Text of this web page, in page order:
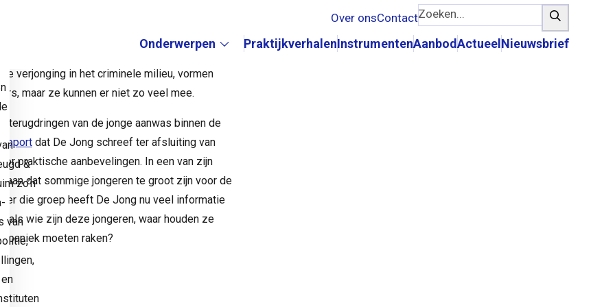
Submenu:
Onderwerpen PraktijkverhalenInstrumentenAanbodActueel Nieuwsbrief
Over onsContactZoeken... Zoeken
van informatie over de kinderen van deze
de volgende generatie boeven. Echter, die
focus van het LP, dus die informatie landt
verjonging in het criminele milieu, vormen
maar ze kunnen er niet zo veel mee.
terugdringen van de jonge aanwas binnen de
dat De Jong schreef ter afsluiting van
praktische aanbevelingen. In een van zijn
dat sommige jongeren te groot zijn voor de
die groep heeft De Jong nu veel informatie
als wie zijn deze jongeren, waar houden ze
paniek moeten raken?
&
zo’n
van